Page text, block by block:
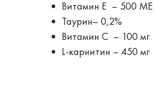
Витамин Е – 500 МЕ
Таурин– 0,2%
Витамин С – 100 мг
L-карнитин – 450 мг